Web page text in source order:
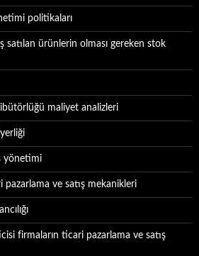
politikaları
satılan ürünlerin olması gereken stok
maliyet analizleri
yönetimi
pazarlama ve satış mekanikleri
firmaların ticari pazarlama ve satış